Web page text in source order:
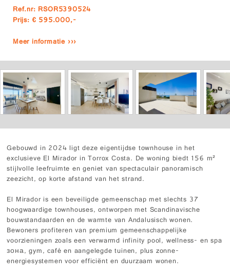
Ref.nr: RSOR5390524
Prijs: € 595.000,-
Meer informatie ›››
Gebouwd in 2024 ligt deze eigentijdse townhouse in het
exclusieve El Mirador in Torrox Costa. De woning biedt 156 m²
stijlvolle leefruimte en geniet van spectaculair panoramisch
zeezicht, op korte afstand van het strand.
El Mirador is een beveiligde gemeenschap met slechts 37
hoogwaardige townhouses, ontworpen met Scandinavische
bouwstandaarden en de warmte van Andalusisch wonen.
Bewoners profiteren van premium gemeenschappelijke
voorzieningen zoals een verwarmd infinity pool, wellness- en spa
зона, gym, café en aangelegde tuinen, plus zonne-
energiesystemen voor efficiënt en duurzaam wonen.